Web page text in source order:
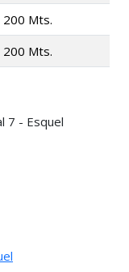
200 Mts.
200 Mts.
7 - Esquel